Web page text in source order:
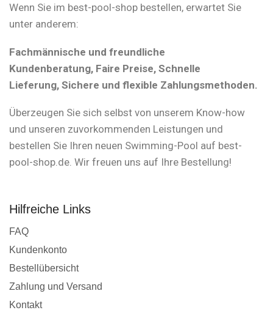
Wenn Sie im best-pool-shop bestellen, erwartet Sie
unter anderem:
Fachmännische und freundliche
Kundenberatung, Faire Preise, Schnelle
Lieferung, Sichere und flexible Zahlungsmethoden.
Überzeugen Sie sich selbst von unserem Know-how
und unseren zuvorkommenden Leistungen und
bestellen Sie Ihren neuen Swimming-Pool auf best-
pool-shop.de. Wir freuen uns auf Ihre Bestellung!
Hilfreiche Links
FAQ
Kundenkonto
Bestellübersicht
Zahlung und Versand
Kontakt